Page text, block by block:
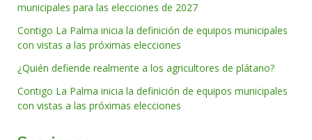
municipales para las elecciones de 2027
Contigo La Palma inicia la definición de equipos municipales
con vistas a las próximas elecciones
¿Quién defiende realmente a los agricultores de plátano?
Contigo La Palma inicia la definición de equipos municipales
con vistas a las próximas elecciones